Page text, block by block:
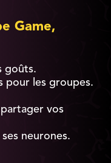
Game,
goûts.
pour les groupes.
vos
neurones.